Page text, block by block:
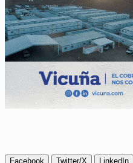
Facebook Twitter/X LinkedIn